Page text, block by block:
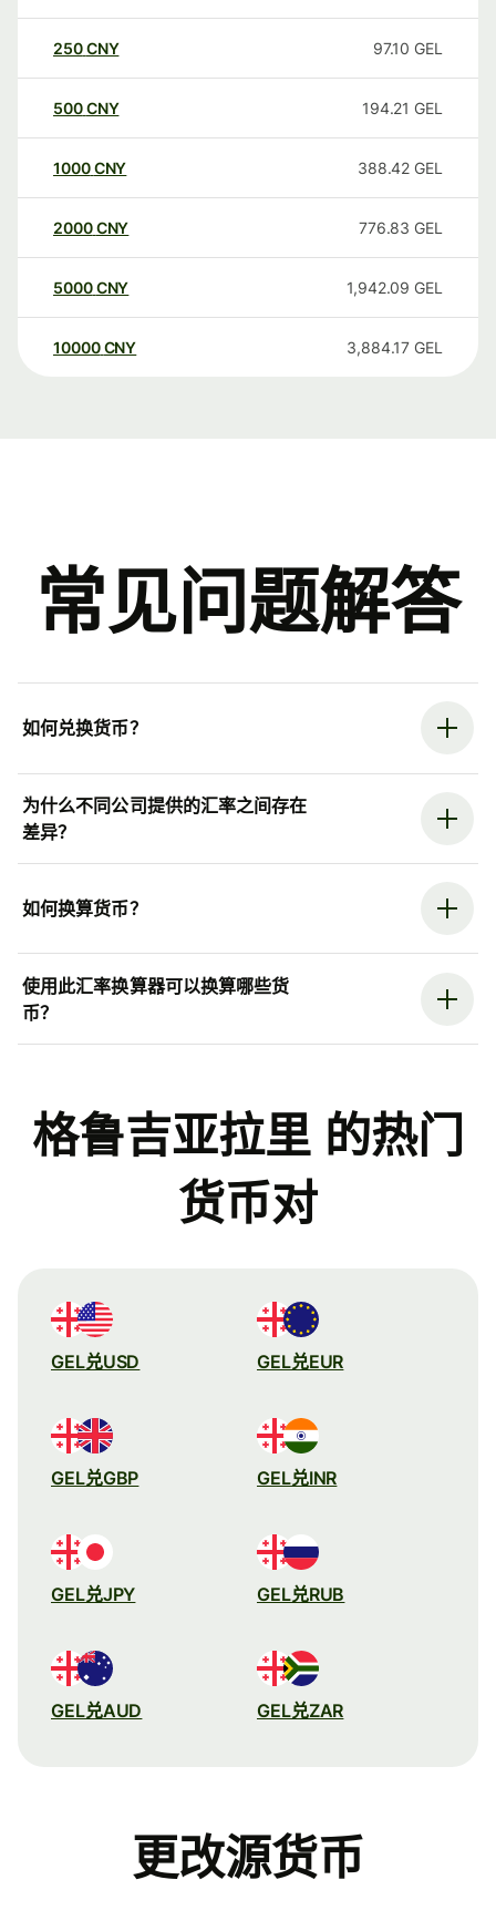
250CNY 97.10 GEL
500CNY 194.21 GEL
1000CNY 388.42 GEL
2000CNY 776.83 GEL
5000CNY 1,942.09 GEL
10000 CNY 3,884.17 GEL
常见问题解答
如何兑换货币？
为什么不同公司提供的汇率之间存在
差异？
如何换算货币？
使用此汇率换算器可以换算哪些货
币？
格鲁吉亚拉里 的热门
货币对
GEL兑USD GEL兑EUR
GEL兑GBP GEL兑INR
GEL兑JPY GEL兑RUB
GEL兑AUD GEL兑ZAR
更改源货币